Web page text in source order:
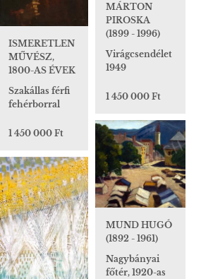
MÁRTON
PIROSKA
(1899 - 1996)
Virágcsendélet
1949
1 450 000 Ft
ISMERETLEN
MŰVÉSZ,
1800-AS ÉVEK
Szakállas férfi
fehérborral
1 450 000 Ft
MUND HUGÓ
(1892 - 1961)
Nagybányai
főtér, 1920-as